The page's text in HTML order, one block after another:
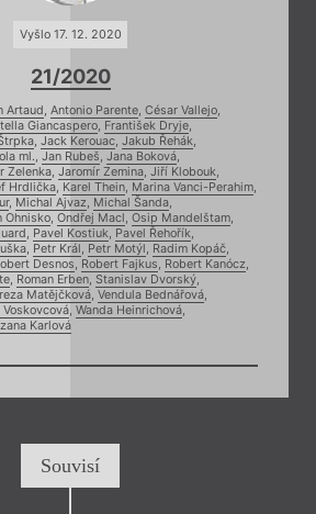
Vyšlo 17. 12. 2020
21/2020
Artaud , Antonio Parente, César Vallejo,
Giancaspero, František Dryje,
, Jack Kerouac, Jakub Řehák,
ml., Jan Rubeš, Jana Boková,
Zelenka, Jaromír Zemina, Jiří Klobouk,
Hrdlička, Karel Thein, Marina Vanci-Perahim,
, Michal Ajvaz, Michal Šanda,
Ohnisko, Ondřej Macl , Osip Mandelštam,
, Pavel Kostiuk, Pavel Řehořík,
, Petr Král , Petr Motýl , Radim Kopáč,
Desnos, Robert Fajkus, Robert Kanócz,
, Roman Erben, Stanislav Dvorský,
Matějčková, Vendula Bednářová,
, Wanda Heinrichová,
Karlová
Souvisí